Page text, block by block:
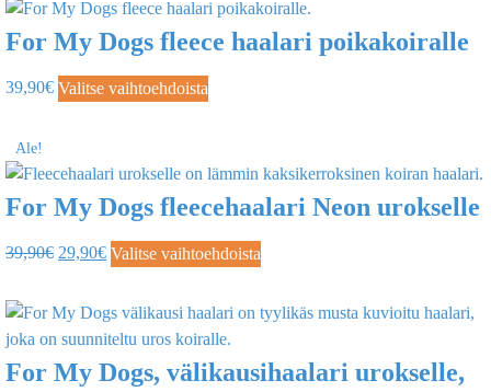
For My Dogs fleece haalari poikakoiralle
39,90€ Valitse vaihtoehdoista
Ale!
For My Dogs fleecehaalari Neon urokselle
39,90€ 29,90€ Valitse vaihtoehdoista
For My Dogs, välikausihaalari urokselle,